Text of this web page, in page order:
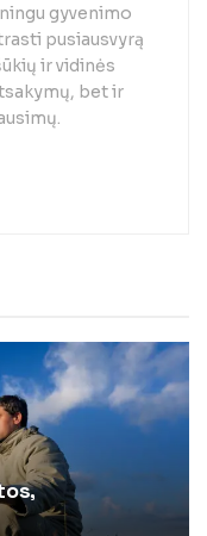
gyvenimo
pusiausvyrą
ir vidinės
bet ir